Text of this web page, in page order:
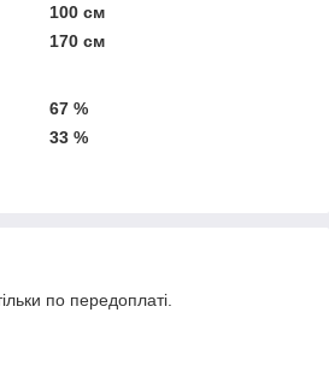
100 см
170 см
67 %
33 %
по передоплаті.